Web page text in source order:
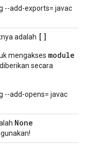
--add-exports= javac
adalah []
mengakses module
secara
--add-opens= javac
None